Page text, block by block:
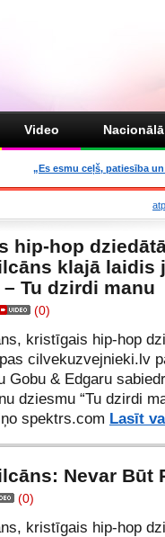
Video
„Es esmu ceļš, patiesība
hip-hop
klajā laidis
Tu dzirdi manu
(0)
kristīgais hip-hop
cilvekuzvejnieki.lv
Gobu & Edgaru
dziesmu “Tu dzirdi
spektrs.com Lasīt
Nevar Būt
(0)
kristīgais hip-hop